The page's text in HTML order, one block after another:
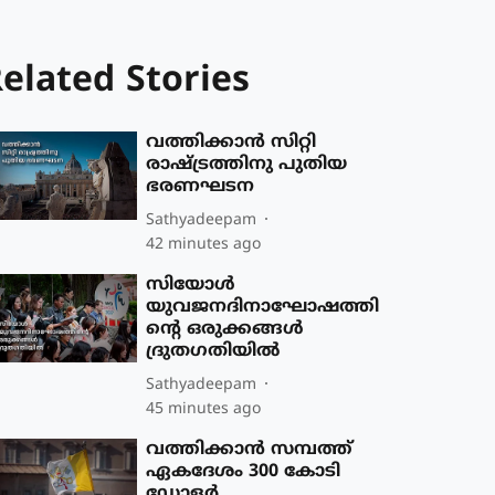
Stories
വത്തിക്കാന്‍ സിറ്റി
രാഷ്ട്രത്തിനു പുതിയ
ഭരണഘടന
Sathyadeepam
42 minutes ago
സിയോള്‍
യുവജനദിനാഘോഷത്തി
ന്റെ ഒരുക്കങ്ങള്‍
ദ്രുതഗതിയില്‍
Sathyadeepam
45 minutes ago
വത്തിക്കാന്‍ സമ്പത്ത്
ഏകദേശം 300 കോടി